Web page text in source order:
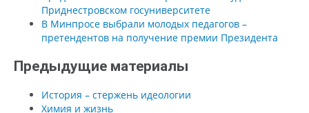
Приднестровском госуниверситете
В Минпросе выбрали молодых педагогов –
претендентов на получение премии Президента
Предыдущие материалы
История – стержень идеологии
Химия и жизнь